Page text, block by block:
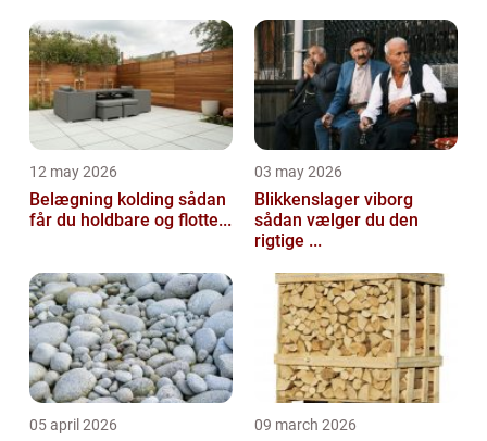
12 may 2026
Belægning kolding sådan
får du holdbare og flotte...
03 may 2026
Blikkenslager viborg
sådan vælger du den
rigtige ...
05 april 2026 09 march 2026